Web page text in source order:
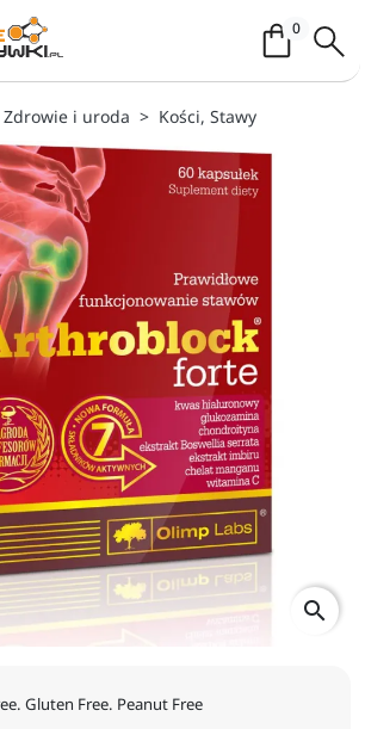
0Koszyk /
Zdrowie i uroda Kości, Stawy
search
Gluten Free. Peanut Free